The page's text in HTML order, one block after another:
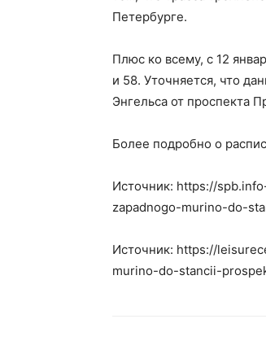
Петербурге.
Плюс ко всему, с 12
и 58. Уточняется, что
Энгельса от проспекта
Более подробно о
Источник: https://
zapadnogo-murino-do-
Источник: https://
murino-do-stancii-